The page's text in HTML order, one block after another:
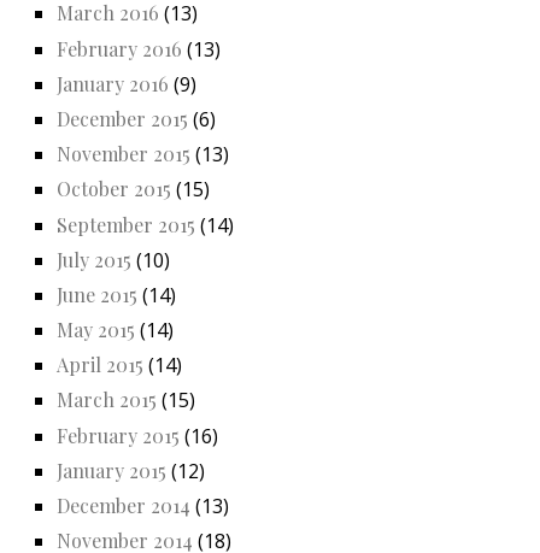
March 2016 (13)
February 2016 (13)
January 2016 (9)
December 2015 (6)
November 2015 (13)
October 2015 (15)
September 2015 (14)
July 2015 (10)
June 2015 (14)
May 2015 (14)
April 2015 (14)
March 2015 (15)
February 2015 (16)
January 2015 (12)
December 2014 (13)
November 2014 (18)